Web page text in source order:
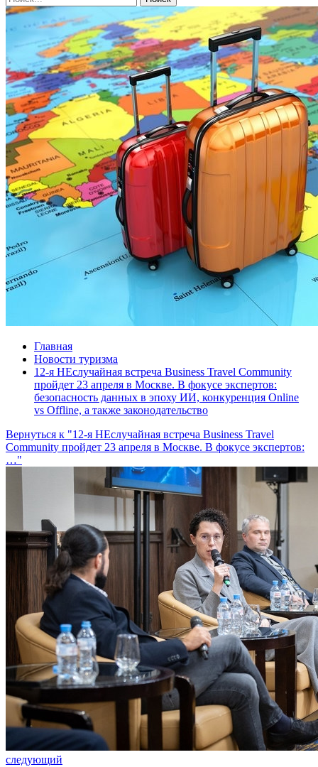
Главная
Новости туризма
12-я НЕслучайная встреча Business Travel Community
пройдет 23 апреля в Москве. В фокусе экспертов:
безопасность данных в эпоху ИИ, конкуренция Online
vs Offline, а также законодательство
Вернуться к "12-я НЕслучайная встреча Business Travel
Community пройдет 23 апреля в Москве. В фокусе экспертов:
…"
следующий